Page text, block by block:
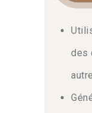
des